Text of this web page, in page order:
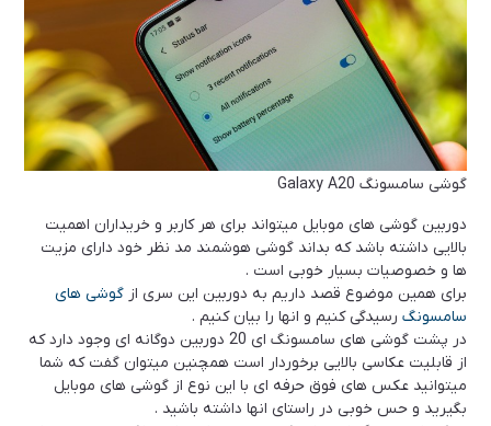
گوشی سامسونگ Galaxy A20
دوربین گوشی های موبایل میتواند برای هر کاربر و خریداران اهمیت
بالایی داشته باشد که بداند گوشی هوشمند مد نظر خود دارای مزیت
ها و خصوصیات بسیار خوبی است .
برای همین موضوع قصد داریم به دوربین این سری از گوشی های
سامسونگ رسیدگی کنیم و انها را بیان کنیم .
در پشت گوشی های سامسونگ ای 20 دوربین دوگانه ای وجود دارد که
از قابلیت عکاسی بالایی برخوردار است همچنین میتوان گفت که شما
میتوانید عکس های فوق حرفه ای با این نوع از گوشی های موبایل
بگیرید و حس خوبی در راستای انها داشته باشید .